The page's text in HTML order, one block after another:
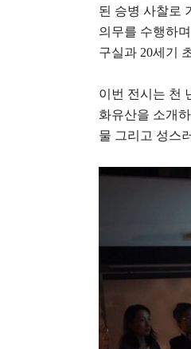
된 승병 사찰로
의무를 수행하며
구실과 20세기
이번 전시는 천
화유산을 소개
물 그리고 성스